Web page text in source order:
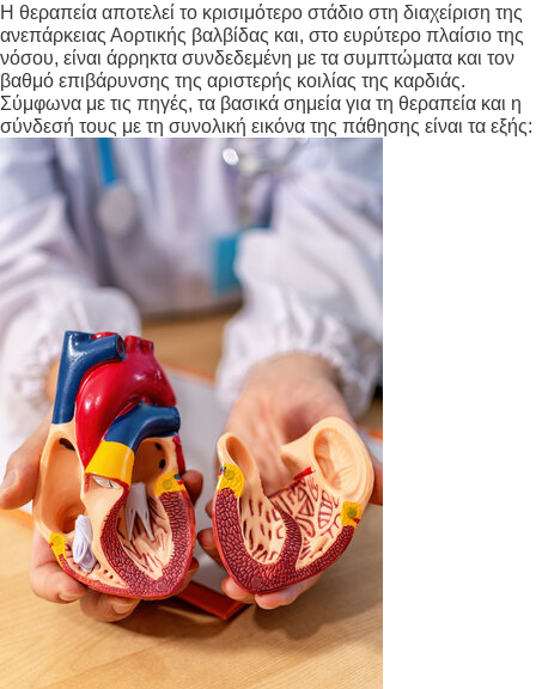
Η θεραπεία αποτελεί το κρισιμότερο στάδιο στη διαχείριση της
ανεπάρκειας Αορτικής βαλβίδας και, στο ευρύτερο πλαίσιο της
νόσου, είναι άρρηκτα συνδεδεμένη με τα συμπτώματα και τον
βαθμό επιβάρυνσης της αριστερής κοιλίας της καρδιάς.
Σύμφωνα με τις πηγές, τα βασικά σημεία για τη θεραπεία και η
σύνδεσή τους με τη συνολική εικόνα της πάθησης είναι τα εξής: